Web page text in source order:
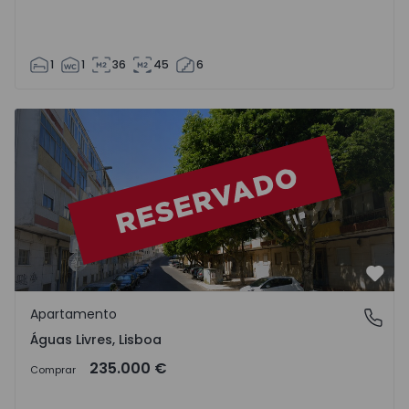
1 1 36 45 6
Apartamento T2 Amadora, Águas Livres - 1568931 - 11
Águas Livres, Lisboa
Apartamento
Águas Livres, Lisboa
Comprar 235.000 €